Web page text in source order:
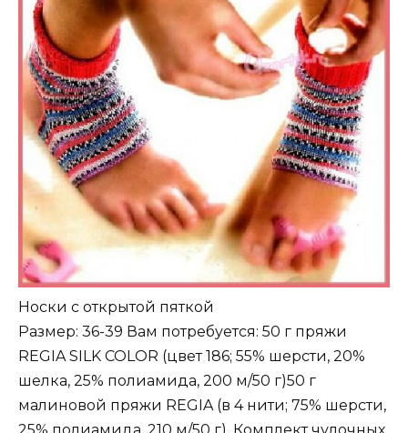
Носки с открытой пяткой
Размер: 36-39 Вам потребуется: 50 г пряжи
REGIA SILK COLOR (цвет 186; 55% шерсти, 20%
шелка, 25% полиамида, 200 м/50 г)50 г
малиновой пряжи REGIA (в 4 нити; 75% шерсти,